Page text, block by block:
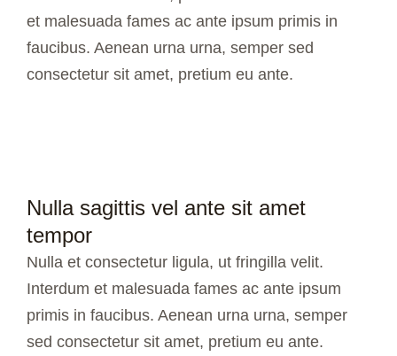
et malesuada fames ac ante ipsum primis in
faucibus. Aenean urna urna, semper sed
consectetur sit amet, pretium eu ante.
Nulla sagittis vel ante sit amet
tempor
Nulla et consectetur ligula, ut fringilla velit.
Interdum et malesuada fames ac ante ipsum
primis in faucibus. Aenean urna urna, semper
sed consectetur sit amet, pretium eu ante.